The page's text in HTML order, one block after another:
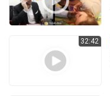
32:42